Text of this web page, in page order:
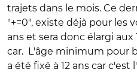
trajets dans le mois. Ce
"+=0", existe déjà pour les
ans et sera donc élargi aux
car. L'âge minimum pour
a été fixé à 12 ans car c'est